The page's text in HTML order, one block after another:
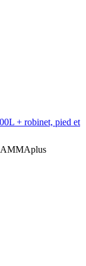
+ robinet, pied et